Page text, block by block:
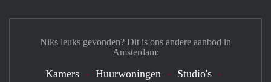
Niks leuks gevonden? Dit is ons andere aanbod in
Amsterdam:
Kamers Huurwoningen
Studio's